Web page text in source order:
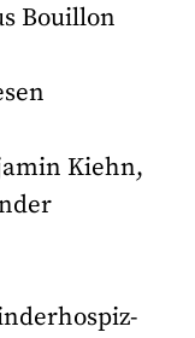
Bouillon
Kiehn,